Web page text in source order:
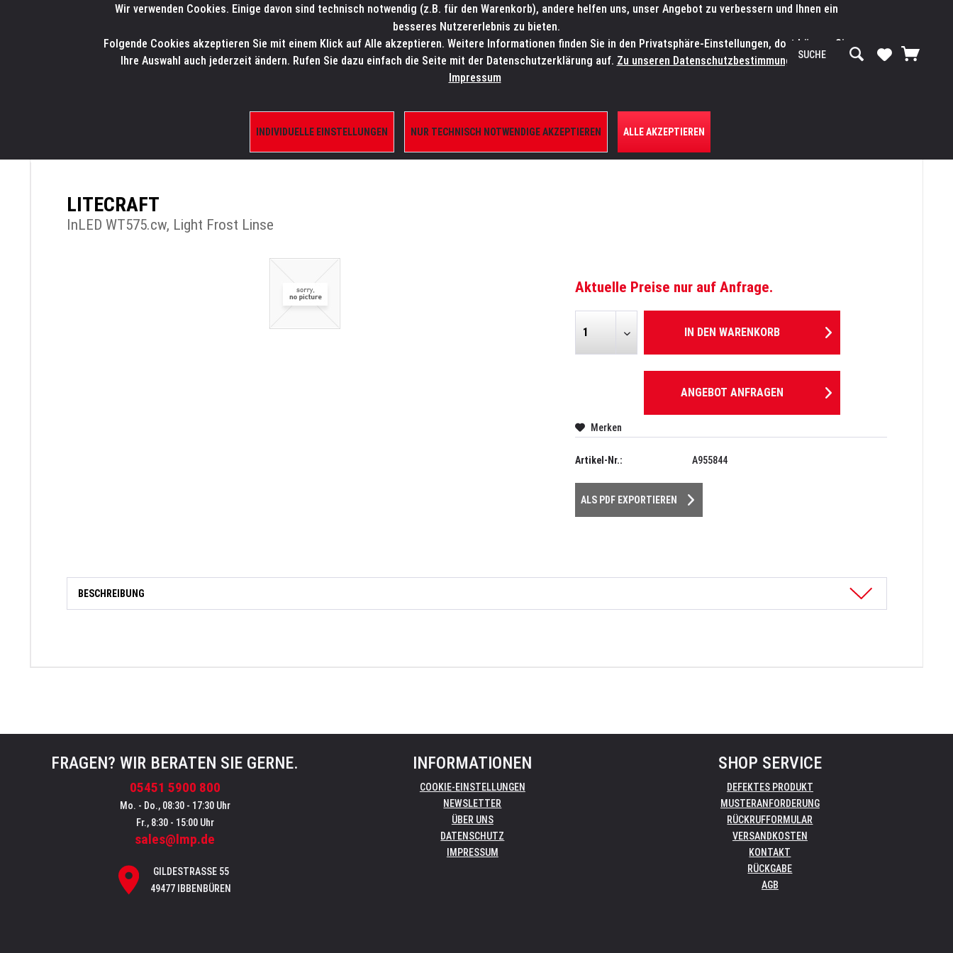
SALES-HOTLINE: +49 5451 5900-800 24/7: sales@lmp.de SERVICE-WERKSTATT Service/Hilfe
HOME PRODUKTE/SHOP MARKEN AKTUELLES SERVICE ÜBER UNS
ERSATZTEILE
LITECRAFT
InLED WT575.cw, Light Frost Linse
Aktuelle Preise nur auf Anfrage.
IN DEN WARENKORB
ANGEBOT ANFRAGEN
Merken
Artikel-Nr.: A955844
ALS PDF EXPORTIEREN
BESCHREIBUNG
FRAGEN? WIR BERATEN SIE GERNE.
05451 5900 800
Mo. - Do., 08:30 - 17:30 Uhr
Fr., 8:30 - 15:00 Uhr
sales@lmp.de
GILDESTRASSE 55
49477 IBBENBÜREN
INFORMATIONEN
COOKIE-EINSTELLUNGEN
NEWSLETTER
ÜBER UNS
DATENSCHUTZ
IMPRESSUM
SHOP SERVICE
DEFEKTES PRODUKT
MUSTERANFORDERUNG
RÜCKRUFFORMULAR
VERSANDKOSTEN
KONTAKT
RÜCKGABE
AGB
Wir verwenden Cookies. Einige davon sind technisch notwendig (z.B. für den Warenkorb), andere helfen uns, unser Angebot zu verbessern und Ihnen ein
besseres Nutzererlebnis zu bieten.
Folgende Cookies akzeptieren Sie mit einem Klick auf Alle akzeptieren. Weitere Informationen finden Sie in den Privatsphäre-Einstellungen, dort können Sie
Ihre Auswahl auch jederzeit ändern. Rufen Sie dazu einfach die Seite mit der Datenschutzerklärung auf. Zu unseren Datenschutzbestimmungen. Zum
Impressum
INDIVIDUELLE EINSTELLUNGEN NUR TECHNISCH NOTWENDIGE AKZEPTIEREN ALLE AKZEPTIEREN